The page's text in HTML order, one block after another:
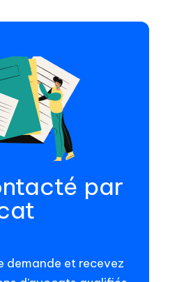
par
demande et recevez